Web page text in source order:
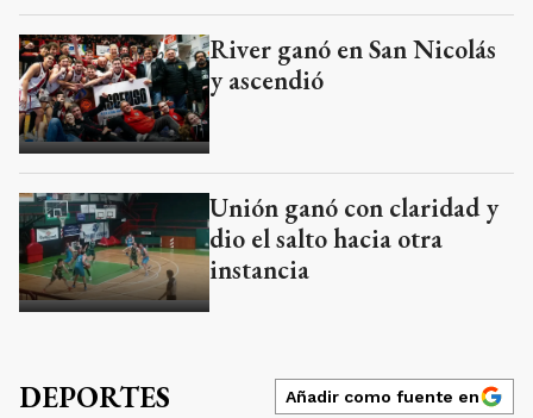
River ganó en San Nicolás
y ascendió
Unión ganó con claridad y
dio el salto hacia otra
instancia
DEPORTES Añadir como fuente en